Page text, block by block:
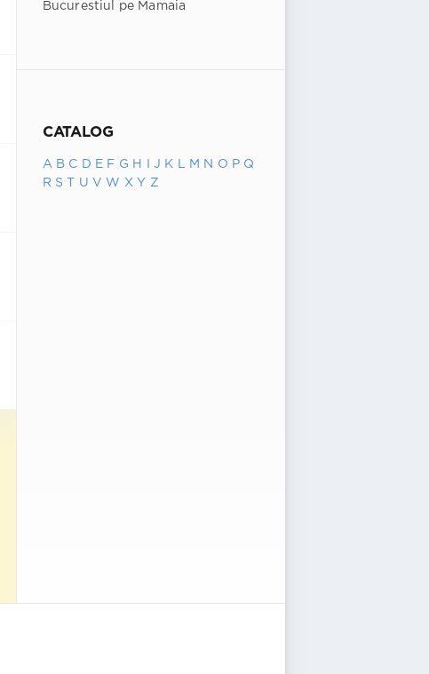
Bucurestiul pe Mamaia
CATALOG
A B C D E F G H J K M N O P Q
R S U V W X Y Z